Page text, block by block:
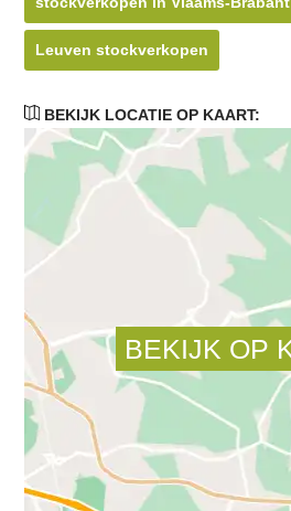
Leuven stockverkopen
BEKIJK LOCATIE OP KAART: